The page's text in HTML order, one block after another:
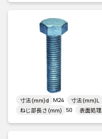
寸法(mm)d M24 寸法(mm)L
ねじ部長さ(mm) 50 表面処理